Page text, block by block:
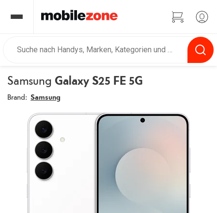
Samsung Galaxy S25 FE 5G
Brand: Samsung